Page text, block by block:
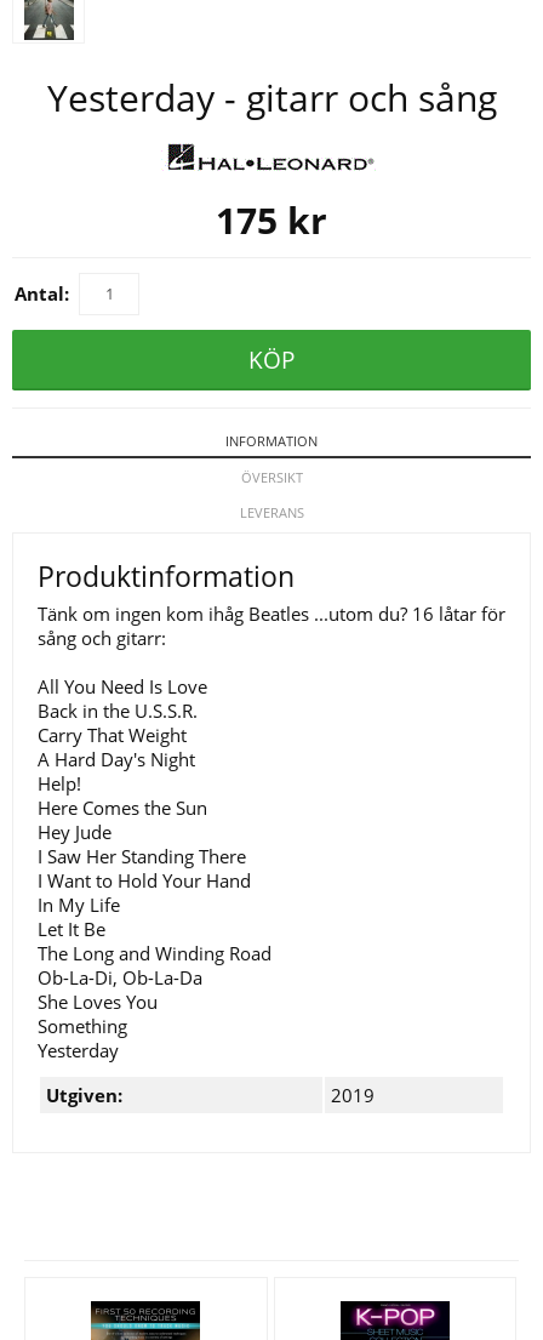
Yesterday - gitarr och sång
175 kr
Antal:
KÖP
INFORMATION
ÖVERSIKT
LEVERANS
Produktinformation
Tänk om ingen kom ihåg Beatles ...utom du? 16 låtar för
sång och gitarr:
All You Need Is Love
Back in the U.S.S.R.
Carry That Weight
A Hard Day's Night
Help!
Here Comes the Sun
Hey Jude
I Saw Her Standing There
I Want to Hold Your Hand
In My Life
Let It Be
The Long and Winding Road
Ob-La-Di, Ob-La-Da
She Loves You
Something
Yesterday
Utgiven:
2019